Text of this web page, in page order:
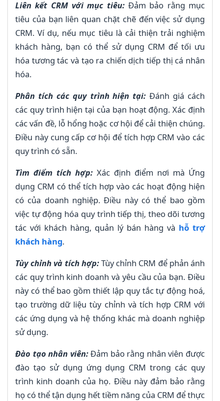
Liên kết CRM với mục tiêu:Đảm bảo rằng mục
tiêu của bạn liên quan chặt chẽ đến việc sử dụng
CRM. Ví dụ, nếu mục tiêu là cải thiện trải nghiệm
khách hàng, bạn có thể sử dụng CRM để tối ưu
hóa tương tác và tạo ra chiến dịch tiếp thị cá nhân
hóa.
Phân tích các quy trình hiện tại:Đánh giá cách
các quy trình hiện tại của bạn hoạt động. Xác định
các vấn đề, lỗ hổng hoặc cơ hội để cải thiện chúng.
Điều này cung cấp cơ hội để tích hợp CRM vào các
quy trình có sẵn.
Tìm điểm tích hợp: Xác định điểm nơi mà Ứng
dụng CRM có thể tích hợp vào các hoạt động hiện
có của doanh nghiệp. Điều này có thể bao gồm
việc tự động hóa quy trình tiếp thị, theo dõi tương
tác với khách hàng, quản lý bán hàng và hỗ trợ
khách hàng.
Tùy chỉnh và tích hợp:Tùy chỉnh CRM để phản ánh
các quy trình kinh doanh và yêu cầu của bạn. Điều
này có thể bao gồm thiết lập quy tắc tự động hoá,
tạo trường dữ liệu tùy chỉnh và tích hợp CRM với
các ứng dụng và hệ thống khác mà doanh nghiệp
sử dụng.
Đào tạo nhân viên:Đảm bảo rằng nhân viên được
đào tạo sử dụng ứng dụng CRM trong các quy
trình kinh doanh của họ. Điều này đảm bảo rằng
họ có thể tận dụng hết tiềm năng của CRM để thực